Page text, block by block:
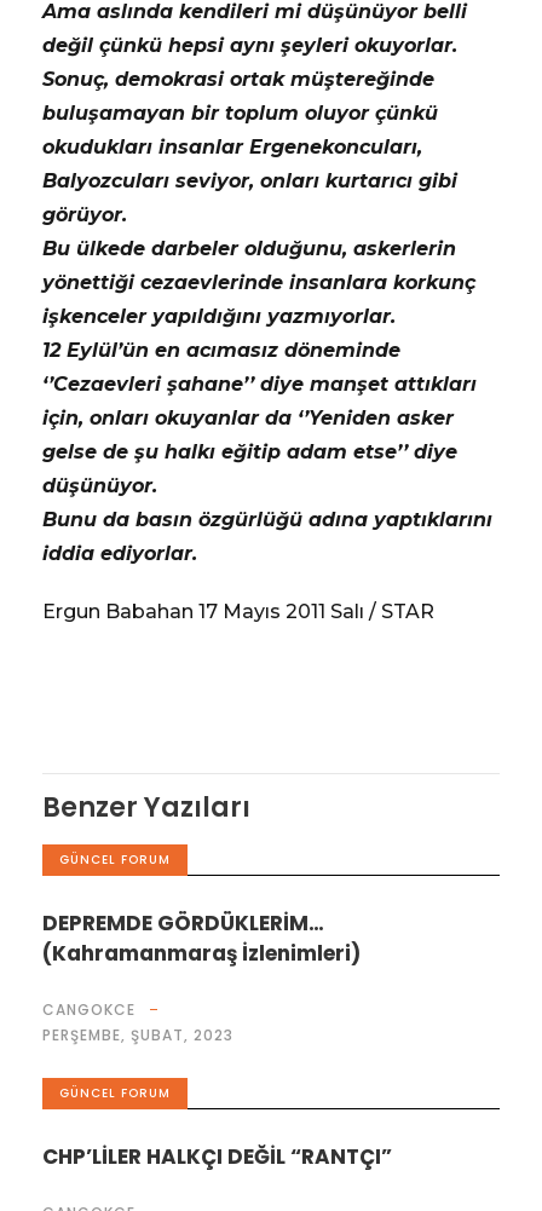
Ama aslında kendileri mi düşünüyor belli
değil çünkü hepsi aynı şeyleri okuyorlar.
Sonuç, demokrasi ortak müştereğinde
buluşamayan bir toplum oluyor çünkü
okudukları insanlar Ergenekoncuları,
Balyozcuları seviyor, onları kurtarıcı gibi
görüyor.
Bu ülkede darbeler olduğunu, askerlerin
yönettiği cezaevlerinde insanlara korkunç
işkenceler yapıldığını yazmıyorlar.
12 Eylül’ün en acımasız döneminde
‘’Cezaevleri şahane’’ diye manşet attıkları
için, onları okuyanlar da ‘’Yeniden asker
gelse de şu halkı eğitip adam etse’’ diye
düşünüyor.
Bunu da basın özgürlüğü adına yaptıklarını
iddia ediyorlar.
Ergun Babahan 17 Mayıs 2011 Salı / STAR
Benzer Yazıları
GÜNCEL FORUM
DEPREMDE GÖRDÜKLERİM…
(Kahramanmaraş İzlenimleri)
CANGOKCE
PERŞEMBE, ŞUBAT, 2023
GÜNCEL FORUM
CHP’LİLER HALKÇI DEĞİL “RANTÇI”